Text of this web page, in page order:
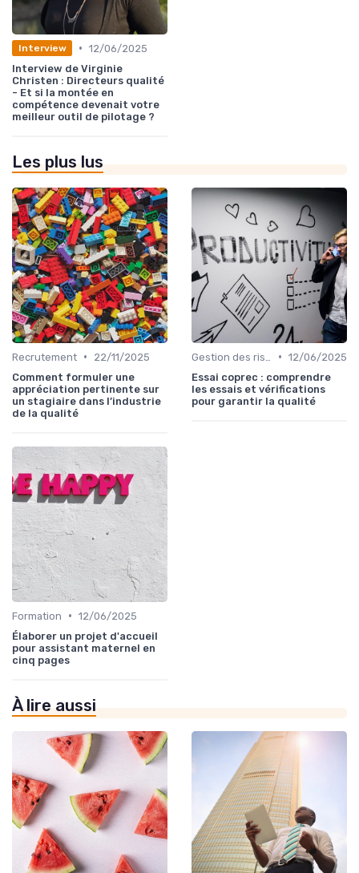
Interview • 12/06/2025
Interview de Virginie
Christen : Directeurs qualité
- Et si la montée en
compétence devenait votre
meilleur outil de pilotage ?
Les plus lus
Recrutement •
22/11/2025
Comment formuler une
appréciation pertinente sur
un stagiaire dans l’industrie
de la qualité
• 12/06/2025
Essai coprec : comprendre
les essais et vérifications
pour garantir la qualité
Formation • 12/06/2025
Élaborer un projet d'accueil
pour assistant maternel en
cinq pages
À lire aussi